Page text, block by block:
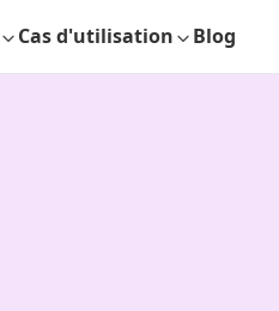
Cas d'utilisation Blog